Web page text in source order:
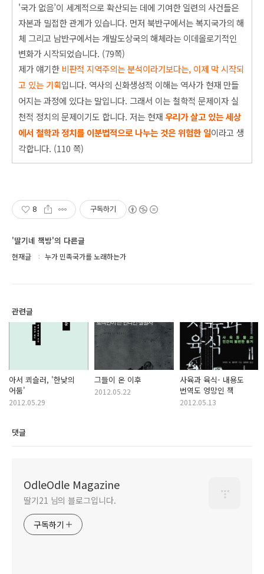
'국가 없음’이 세계적으로 확산되는 데에 기여한 일련의 사건들은
자본과 밀접한 관계가 있습니다. 먼저 북반구에서는 복지국가의 해
체 그리고 남반구에서는 개발도상국의 해체라는 이데올로기적인
변화가 시작되었습니다. (79쪽)
제가 얘기한비판적 지역주의는 분석이라기보다는, 이제 막 시작되
고 있는 기획입니다. 역사의 신화생성적 이해는 역사가 현재 만들
어지는 과정에 있다는 말입니다. 그래서 이는 철학적 문제이자 실
천적 정치의 문제이기도 합니다. 저는 현재우리가 살고 있는 세상
에서 철학과 정치를 이분법적으로 나누는 것은 위험한 일이라고 생
각합니다. (110 쪽)
8 구독하기
'딸기네 책방'의 다른글
현재글 누가 민족국가를 노래하는가
관련글
아서 쾨슬러, '한낮의
어둠'
2012.05.29
그들이 온 이후
2012.05.22
사육과 육식- 내용도
번역도 엉망인 책
2012.05.13
댓글
OdleOdle Magazine
딸기21 님의 블로그입니다.
구독하기